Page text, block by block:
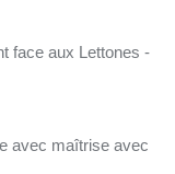
face aux Lettones -
avec maîtrise avec